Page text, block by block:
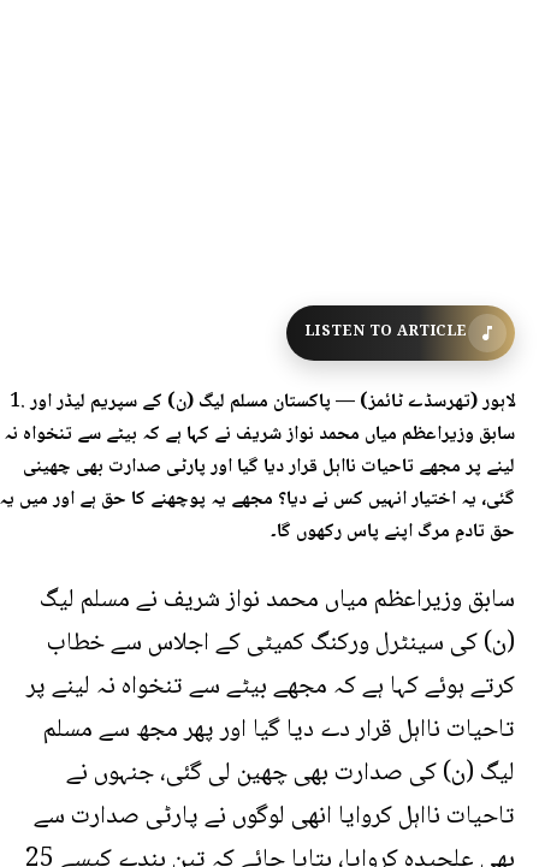
LISTEN TO ARTICLE
لاہور (تھرسڈے ٹائمز) —پاکستان مسلم لیگ (ن) کے سپریم لیڈر اور
سابق وزیراعظم میاں محمد نواز شریف نے کہا ہے کہ بیٹے سے تنخواہ نہ
لینے پر مجھے تاحیات نااہل قرار دیا گیا اور پارٹی صدارت بھی چھینی
گئی، یہ اختیار انہیں کس نے دیا؟ مجھے یہ پوچھنے کا حق ہے اور میں یہ
حق تادمِ مرگ اپنے پاس رکھوں گا۔
سابق وزیراعظم میاں محمد نواز شریف نے مسلم لیگ
(ن) کی سینٹرل ورکنگ کمیٹی کے اجلاس سے خطاب
کرتے ہوئے کہا ہے کہ مجھے بیٹے سے تنخواہ نہ لینے پر
تاحیات نااہل قرار دے دیا گیا اور پھر مجھ سے مسلم
لیگ (ن) کی صدارت بھی چھین لی گئی، جنہوں نے
تاحیات نااہل کروایا انھی لوگوں نے پارٹی صدارت سے